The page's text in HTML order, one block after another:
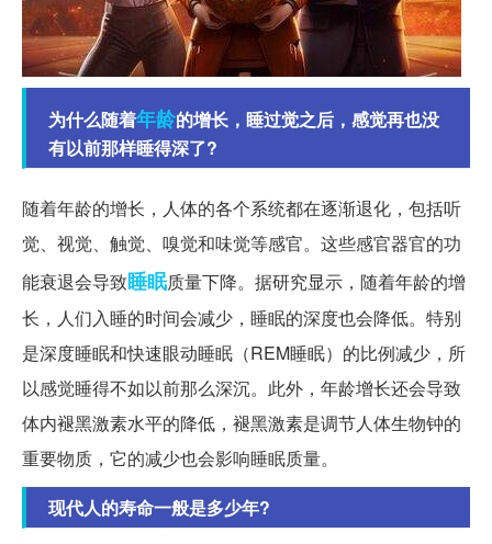
为什么随着年龄的增长，睡过觉之后，感觉再也没
有以前那样睡得深了?
随着年龄的增长，人体的各个系统都在逐渐退化，包括听
觉、视觉、触觉、嗅觉和味觉等感官。这些感官器官的功
能衰退会导致睡眠质量下降。据研究显示，随着年龄的增
长，人们入睡的时间会减少，睡眠的深度也会降低。特别
是深度睡眠和快速眼动睡眠（REM睡眠）的比例减少，所
以感觉睡得不如以前那么深沉。此外，年龄增长还会导致
体内褪黑激素水平的降低，褪黑激素是调节人体生物钟的
重要物质，它的减少也会影响睡眠质量。
现代人的寿命一般是多少年?